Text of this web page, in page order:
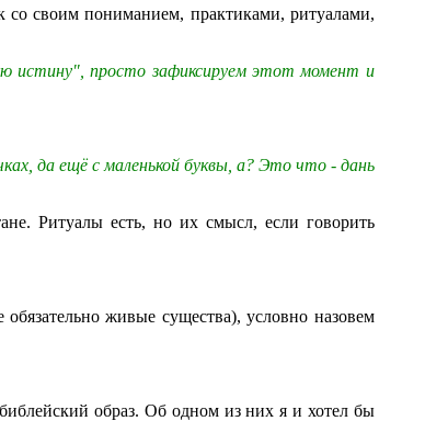
своим пониманием, практиками, ритуалами,
истину", просто зафиксируем этот момент и
да ещё с маленькой буквы, а? Это что - дань
Ритуалы есть, но их смысл, если говорить
живые существа), условно назовем
образ. Об одном из них я и хотел бы